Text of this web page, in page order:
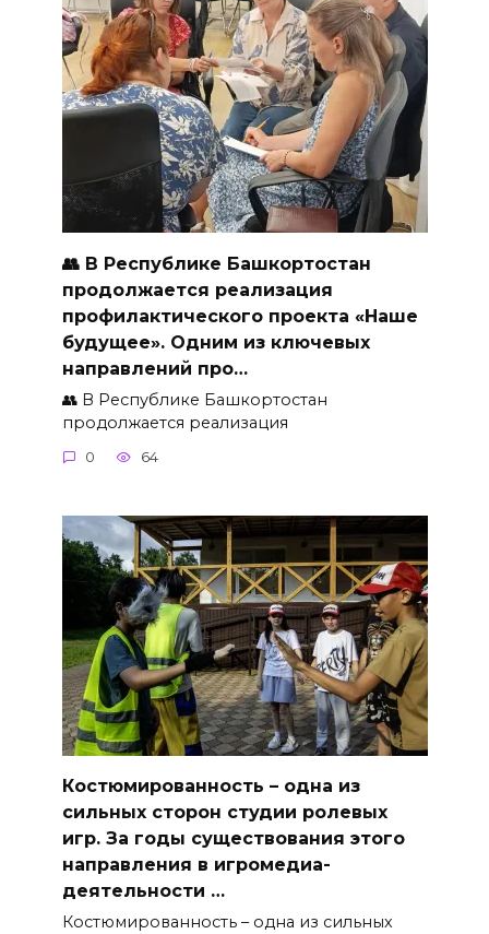
👥 В Республике Башкортостан
продолжается реализация
профилактического проекта «Наше
будущее». Одним из ключевых
направлений про…
👥 В Республике Башкортостан
продолжается реализация
0 64
Костюмированность – одна из
сильных сторон студии ролевых
игр. За годы существования этого
направления в игромедиа-
деятельности …
Костюмированность – одна из сильных